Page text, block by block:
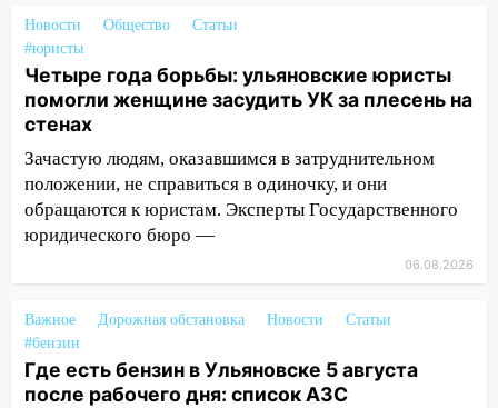
жительницу Ульяновской области
19:14 Житель Ульяновской области
подвез троих незнакомцев на трассе и
заработал уголовное дело
18:14 Прогноз погоды на 6 августа в
Ульяновской области
18:00 Мотофристайл, рок и силовой
экстрим: в Ульяновске пройдет
17:30
Где есть бензин в Ульяновске 5
августа после рабочего дня: список АЗС
17:05 «Обыск» по видеосвязи: в
Новости Общество
Статьи
#юристы
Четыре года борьбы: ульяновские юристы
помогли женщине засудить УК за плесень на
стенах
Зачастую людям, оказавшимся в затруднительном
положении, не справиться в одиночку, и они
обращаются к юристам. Эксперты Государственного
юридического бюро —
06.08.2026
Важное Дорожная обстановка Новости
Статьи
#бензин
Где есть бензин в Ульяновске 5 августа
после рабочего дня: список АЗС